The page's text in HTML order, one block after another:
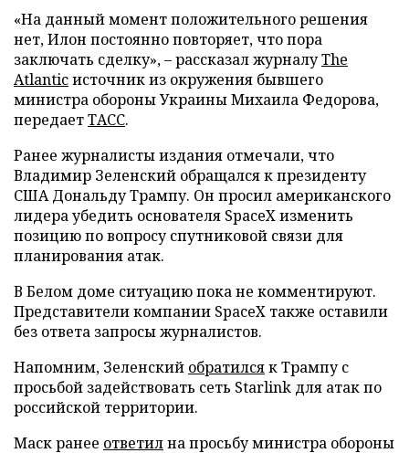
«На данный момент положительного решения
нет, Илон постоянно повторяет, что пора
заключать сделку», – рассказал журналуThe
Atlanticисточник из окружения бывшего
министра обороны Украины Михаила Федорова,
передаетТАСС.
Ранее журналисты издания отмечали, что
Владимир Зеленский обращался к президенту
США Дональду Трампу. Он просил американского
лидера убедить основателя SpaceX изменить
позицию по вопросу спутниковой связи для
планирования атак.
В Белом доме ситуацию пока не комментируют.
Представители компании SpaceX также оставили
без ответа запросы журналистов.
Напомним, Зеленский обратилсяк Трампу с
просьбой задействовать сеть Starlink для атак по
российской территории.
Маск ранее ответилна просьбу министра обороны